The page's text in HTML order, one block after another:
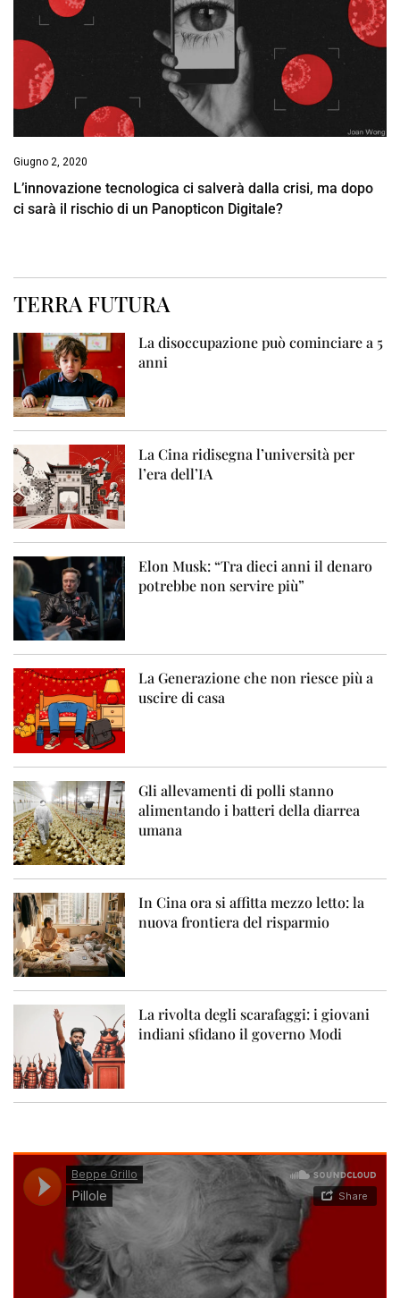
Giugno 2, 2020
L’innovazione tecnologica ci salverà dalla crisi, ma dopo
ci sarà il rischio di un Panopticon Digitale?
TERRA FUTURA
La disoccupazione può cominciare a 5
anni
La Cina ridisegna l’università per
l’era dell’IA
Elon Musk: “Tra dieci anni il denaro
potrebbe non servire più”
La Generazione che non riesce più a
uscire di casa
Gli allevamenti di polli stanno
alimentando i batteri della diarrea
umana
In Cina ora si affitta mezzo letto: la
nuova frontiera del risparmio
La rivolta degli scarafaggi: i giovani
indiani sfidano il governo Modi